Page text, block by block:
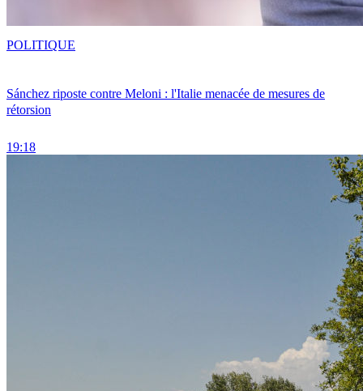
Sánchez riposte contre Meloni : l'Italie menacée de mesures de
rétorsion
19:18
POLITIQUE